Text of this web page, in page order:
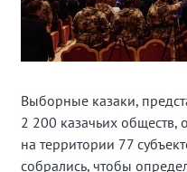
Выборные казаки,
2 200 казачьих обществ,
на территории 77
собрались, чтобы